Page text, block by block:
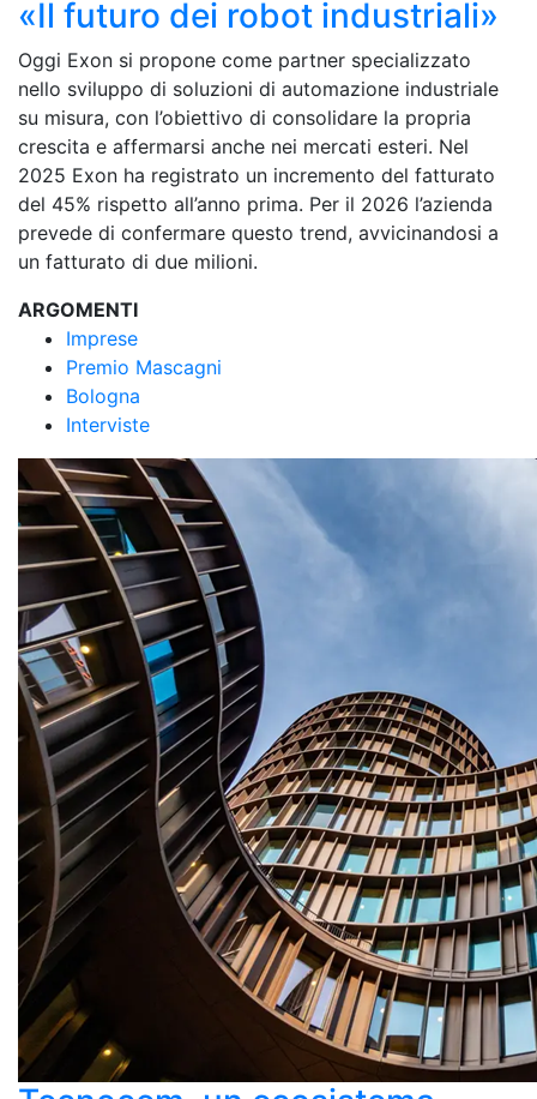
«Il futuro dei robot industriali»
Oggi Exon si propone come partner specializzato
nello sviluppo di soluzioni di automazione industriale
su misura, con l’obiettivo di consolidare la propria
crescita e affermarsi anche nei mercati esteri. Nel
2025 Exon ha registrato un incremento del fatturato
del 45% rispetto all’anno prima. Per il 2026 l’azienda
prevede di confermare questo trend, avvicinandosi a
un fatturato di due milioni.
ARGOMENTI
Imprese
Premio Mascagni
Bologna
Interviste